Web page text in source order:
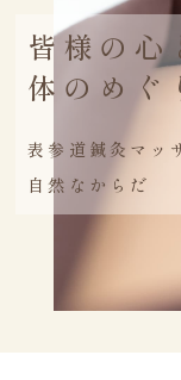
皆様の心
体のめぐ
表参道鍼灸マッ
自然なからだ